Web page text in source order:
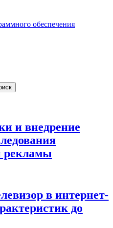
обеспечения
и внедрение
рекламы
в интернет-
до